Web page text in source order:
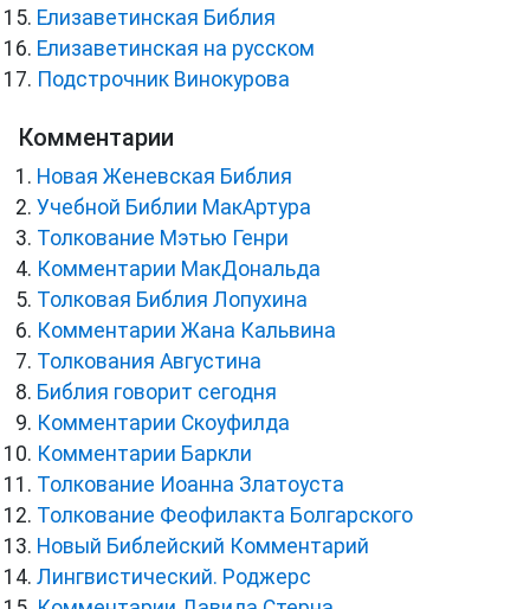
Елизаветинская Библия
Елизаветинская на русском
Подстрочник Винокурова
Комментарии
Новая Женевская Библия
Учебной Библии МакАртура
Толкование Мэтью Генри
Комментарии МакДональда
Толковая Библия Лопухина
Комментарии Жана Кальвина
Толкования Августина
Библия говорит сегодня
Комментарии Скоуфилда
Комментарии Баркли
Толкование Иоанна Златоуста
Толкование Феофилакта Болгарского
Новый Библейский Комментарий
Лингвистический. Роджерс